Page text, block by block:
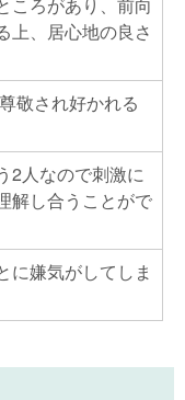
ころがあり、前向
上、居心地の良さ
敬され好かれる
2人なので刺激に
解し合うことがで
に嫌気がしてしま